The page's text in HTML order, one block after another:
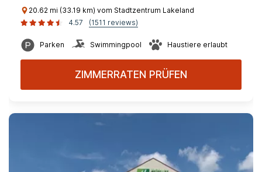
20.62 mi (33.19 km) vom Stadtzentrum Lakeland
4.57
(1511 reviews)
Parken Swimmingpool Haustiere erlaubt
ZIMMERRATEN PRÜFEN